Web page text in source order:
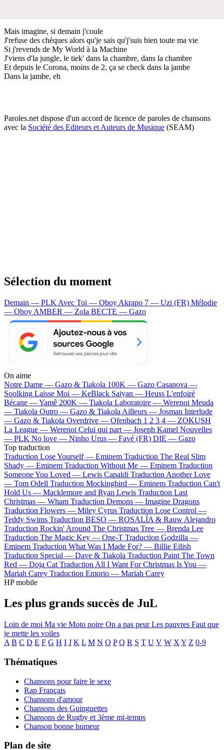
Mais imagine, si demain j'coule
J'refuse des chèques alors qu'je sais qu'j'suis bien toute ma vie
Si j'revends de My World à la Machine
J'viens d'la jungle, le tiek' dans la chambre, dans la chambre
Et depuis le Corona, moins de 2, ça se check dans la jambe
Dans la jambe, eh
Paroles.net dispose d'un accord de licence de paroles de chansons
avec la Société des Editeurs et Auteurs de Musique (SEAM)
Sélection du moment
Demain — PLK Avec Toi — Oboy Akrapo 7 — Uzi (FR) Mélodie
— Oboy AMBER — Zola BECTE — Gazo
On aime
Notre Dame — Gazo & Tiakola 100K — Gazo Casanova —
Soolking Laisse Moi — KeBlack Saiyan — Heuss L'enfoiré
Bécane —Yamê 200K — Tiakola Laboratoire — Werenoi Meuda
— Tiakola Outro — Gazo & Tiakola Ailleurs — Josman Interlude
— Gazo & Tiakola Overdrive — Ofenbach 1 2 3 4 — ZOKUSH
La League — Werenoi Celui qui part — Joseph Kamel Nouvelles
— PLK No love — Ninho Urus — Favé (FR) DIE — Gazo
Top traduction
Traduction Lose Yourself — Eminem Traduction The Real Slim
Shady — Eminem Traduction Without Me — Eminem Traduction
Someone You Loved — Lewis Capaldi Traduction Another Love
— Tom Odell Traduction Mockingbird — Eminem Traduction Can't
Hold Us — Macklemore and Ryan Lewis Traduction Last
Christmas — Wham Traduction Demons — Imagine Dragons
Traduction Flowers — Miley Cyrus Traduction Lose Control —
Teddy Swims Traduction BESO — ROSALÍA & Rauw Alejandro
Traduction Rockin' Around The Christmas Tree — Brenda Lee
Traduction The Magic Key — One-T Traduction Godzilla —
Eminem Traduction What Was I Made For? — Billie Eilish
Traduction Special — Dave & Tiakola Traduction Paint The Town
Red — Doja Cat Traduction All I Want For Christmas Is You —
Mariah Carey Traduction Emorio — Mariah Carey
HP mobile
Les plus grands succès de JuL
Loin de moi Ma vie Moto noire On a pas peurLes pauvres Faut que
je mette les voiles
A B C D E F G H I J K L M N O P Q R S T U V W X Y Z 0-9
Thématiques
Chansons pour faire le sexe
Rap Français
Chansons d'amour
Chansons des Guinguettes
Chansons de Rugby et 3ème mi-temps
Chanson bonne humeur
Plan de site